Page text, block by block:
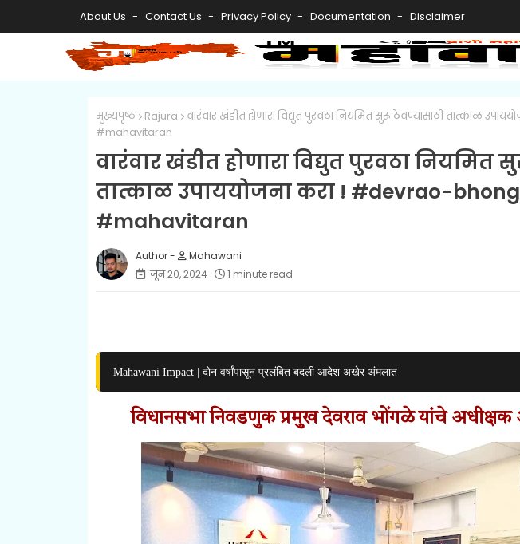
About Us Contact Us Privacy Policy Documentation Disclaimer
मुख्यपृष्ठ Rajura
वारंवार खंडीत होणारा विद्युत पुरवठा नियमित सुरू ठेवण्यासाठी तात्काळ
#mahavitaran
वारंवार खंडीत होणारा विद्युत पुरवठा नियमित
तात्काळ उपाययोजना करा ! #devrao-
#mahavitaran
Mahawani
जून २०, २०२४
1 minute read
Mahawani Impact | दोन वर्षांपासून प्रलंबित बदली आदेश अखेर अंमलात
विधानसभा निवडणुक प्रमुख देवराव भोंगळे यांचे अधीक्षक